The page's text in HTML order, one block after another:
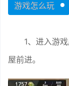
游戏怎么玩
1、进入游
屋前进。